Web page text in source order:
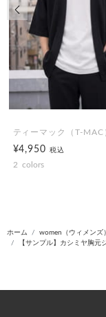
ティーマック（T-MAC
¥4,950税込
2 colors
前の画像
ホーム women（ウィメンズ）
【サンプル】カシミヤ胸元